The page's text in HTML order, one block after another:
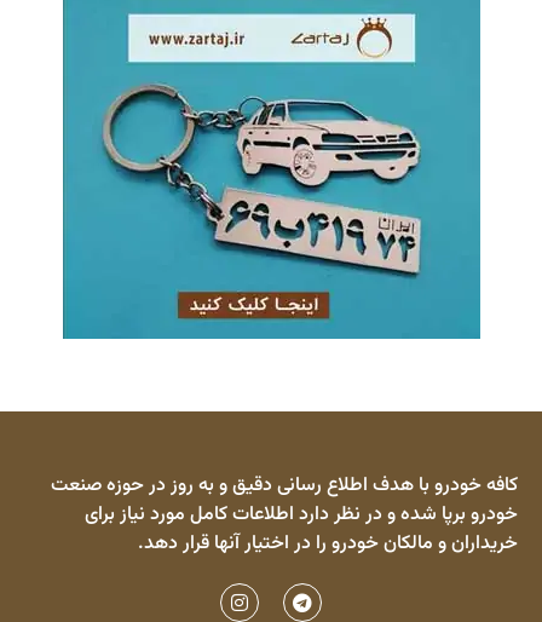
کافه خودرو با هدف اطلاع رسانی دقیق و به روز در حوزه صنعت
خودرو برپا شده و در نظر دارد اطلاعات کامل مورد نیاز برای
خریداران و مالکان خودرو را در اختیار آنها قرار دهد.